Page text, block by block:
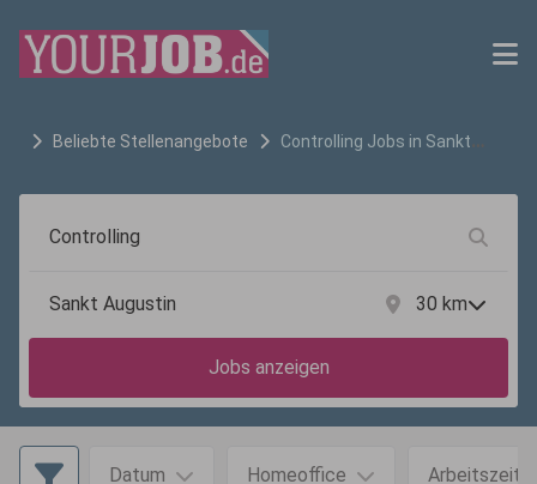
Beliebte Stellenangebote Controlling Jobs in Sankt
30 km
Jobs anzeigen
Datum Homeoffice Arbeitszeit